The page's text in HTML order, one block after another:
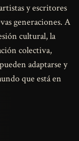
y escritores
generaciones. A
cultural, la
colectiva,
adaptarse y
que está en